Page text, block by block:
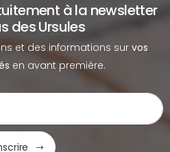
à la newsletter
des Ursules
et des informations sur vos
en avant première.